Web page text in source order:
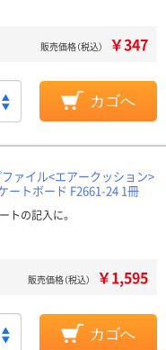
販売価格（税込） ￥347
カゴへ
ァイル<エアークッション>
ートボード F2661-24 1冊
トの記入に。
販売価格（税込） ￥1,595
カゴへ